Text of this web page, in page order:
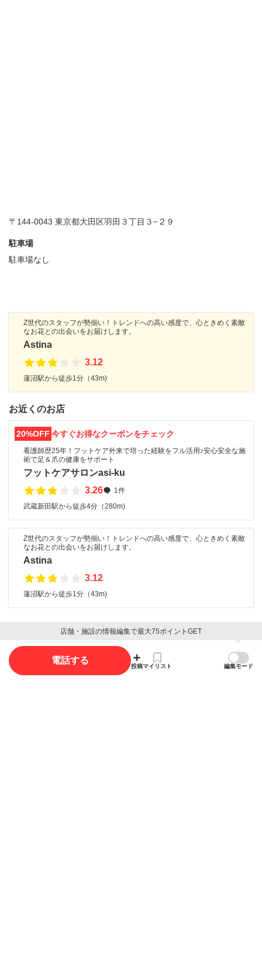
〒144-0043 東京都大田区羽田３丁目３−２９
駐車場
駐車場なし
Z世代のスタッフが勢揃い！トレンドへの高い感度で、心ときめく素敵
なお花との出会いをお届けします。
Astina
3.12
蓮沼駅から徒歩1分（43m)
お近くのお店
20%OFF 今すぐお得なクーポンをチェック
看護師歴25年！フットケア外来で培った経験をフル活用♪安心安全な施
術で足＆爪の健康をサポート
フットケアサロンasi-ku
3.26
1件
武蔵新田駅から徒歩4分（280m)
Z世代のスタッフが勢揃い！トレンドへの高い感度で、心ときめく素敵
なお花との出会いをお届けします。
Astina
3.12
蓮沼駅から徒歩1分（43m)
口コミ投稿で最大85ポイント獲得できます
店舗・施設の情報編集で最大75ポイントGET
電話する
投稿マイリスト 編集モード